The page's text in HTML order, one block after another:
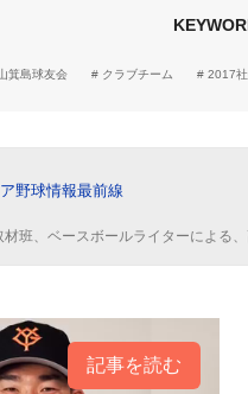
箕島球友会 クラブチーム 2017
野球情報最前線
班、ベースボールライターによる
記事を読む